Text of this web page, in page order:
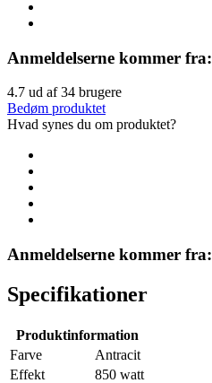
Anmeldelserne kommer fra:
4.7 ud af34 brugere
Bedøm produktet
Hvad synes du om produktet?
Anmeldelserne kommer fra:
Specifikationer
Produktinformation
Farve
Antracit
Effekt
850 watt